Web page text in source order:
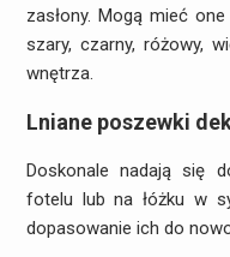
zasłony. Mogą mieć
szary, czarny, różowy,
wnętrza.
Lniane poszewki
Doskonale nadają się
fotelu lub na łóżku w
dopasowanie ich do